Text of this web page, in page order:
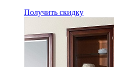
Получить скидку